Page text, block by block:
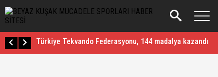
Musa Aydın`dan Cengizhan Şimşek açıklaması
Aslan Abid Uğuz Karate ve Mücadele sporlarındaki 10.
Türkiye Tekvando Federasyonu, 144 madalya kazandı